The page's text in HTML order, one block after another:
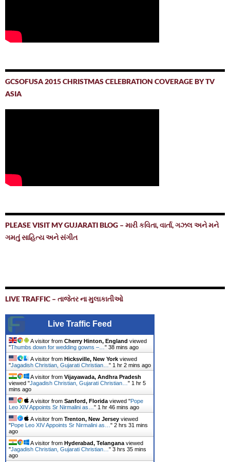
GCSOFUSA 2015 CHRISTMAS CELEBRATION COVERAGE BY TV
ASIA
PLEASE VISIT MY GUJARATI BLOG – મારી કવિતા, વાર્તા, ગઝલ અને મને
ગમતું સાહિત્ય અને સંગીત
LIVE TRAFFIC – તાજેતર ના મુલાકાતીઓ
Live Traffic Feed
A visitor from Cherry Hinton, England viewed
"Thumbs down for wedding gowns –… " 38 mins ago
A visitor from Hicksville, New York viewed
"Jagadish Christian, Gujarati Christian… " 1 hr 2 mins ago
A visitor from Vijayawada, Andhra Pradesh
viewed "Jagadish Christian, Gujarati Christian… " 1 hr 5
mins ago
A visitor from Sanford, Florida viewed "Pope
Leo XIV Appoints Sr Nirmalini as… " 1 hr 46 mins ago
A visitor from Trenton, New Jersey viewed
"Pope Leo XIV Appoints Sr Nirmalini as… " 2 hrs 31 mins
ago
A visitor from Hyderabad, Telangana viewed
"Jagadish Christian, Gujarati Christian… " 3 hrs 35 mins
ago